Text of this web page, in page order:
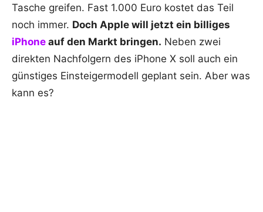
Tasche greifen. Fast 1.000 Euro kostet das Teil
noch immer. Doch Apple will jetzt ein billiges
iPhone auf den Markt bringen. Neben zwei
direkten Nachfolgern des iPhone X soll auch ein
günstiges Einsteigermodell geplant sein. Aber was
kann es?